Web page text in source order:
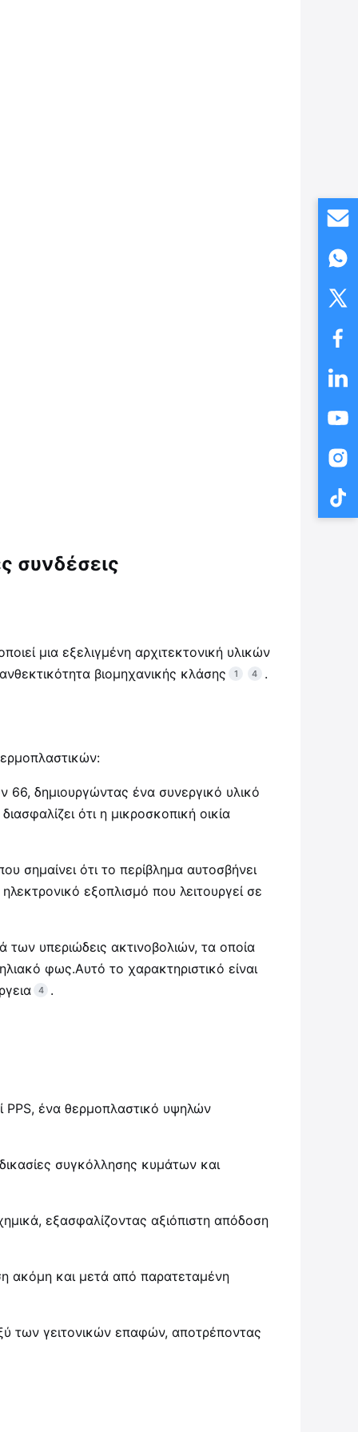
συνδέσεις
μια εξελιγμένη αρχιτεκτονική υλικών
βιομηχανικής κλάσης
1 4 .
δημιουργώντας ένα συνεργικό υλικό
ότι η μικροσκοπική οικία
σημαίνει ότι το περίβλημα αυτοσβήνει
εξοπλισμό που λειτουργεί σε
υπεριώδεις ακτινοβολιών, τα οποία
φως.Αυτό το χαρακτηριστικό είναι
4 .
PPS, ένα θερμοπλαστικό υψηλών
συγκόλλησης κυμάτων και
εξασφαλίζοντας αξιόπιστη απόδοση
ακόμη και μετά από παρατεταμένη
των γειτονικών επαφών, αποτρέποντας